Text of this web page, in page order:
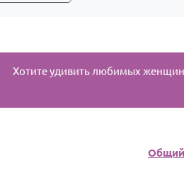
Хотите удивить любимых